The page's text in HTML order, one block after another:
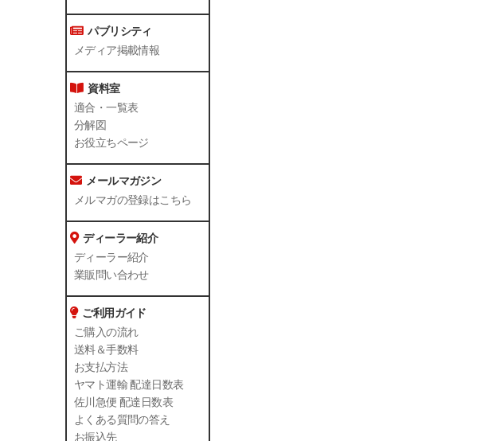
パブリシティ
メディア掲載情報
資料室
適合・一覧表
分解図
お役立ちページ
メールマガジン
メルマガの登録はこちら
ディーラー紹介
ディーラー紹介
業販問い合わせ
ご利用ガイド
ご購入の流れ
送料＆手数料
お支払方法
ヤマト運輸 配達日数表
佐川急便 配達日数表
よくある質問の答え
お振込先